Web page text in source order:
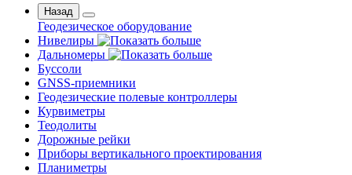
Назад
Геодезическое оборудование
Нивелиры
Дальномеры
Буссоли
GNSS-приемники
Геодезические полевые контроллеры
Курвиметры
Теодолиты
Дорожные рейки
Приборы вертикального проектирования
Планиметры